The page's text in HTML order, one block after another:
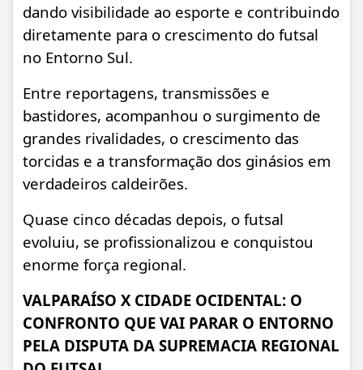
dando visibilidade ao esporte e contribuindo
diretamente para o crescimento do futsal
no Entorno Sul.
Entre reportagens, transmissões e
bastidores, acompanhou o surgimento de
grandes rivalidades, o crescimento das
torcidas e a transformação dos ginásios em
verdadeiros caldeirões.
Quase cinco décadas depois, o futsal
evoluiu, se profissionalizou e conquistou
enorme força regional.
VALPARAÍSO X CIDADE OCIDENTAL: O
CONFRONTO QUE VAI PARAR O ENTORNO
PELA DISPUTA DA SUPREMACIA REGIONAL